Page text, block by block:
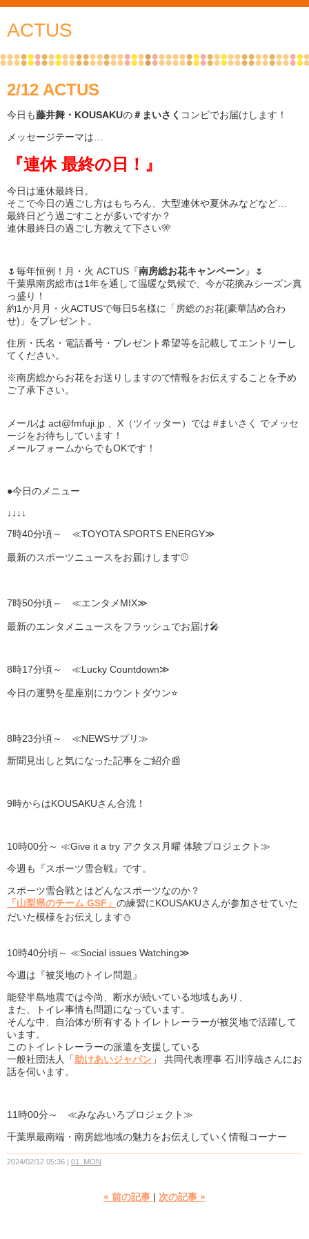
ACTUS
2/12 ACTUS
今日も藤井舞・KOUSAKUの＃まいさく コンビでお届けします！
メッセージテーマは…
『連休 最終の日！』
今日は連休最終日。
そこで今日の過ごし方はもちろん、大型連休や夏休みなどなど…
最終日どう過ごすことが多いですか？
連休最終日の過ごし方教えて下さい🎌
🌷毎年恒例！月・火 ACTUS『南房総お花キャンペーン』🌷
千葉県南房総市は1年を通して温暖な気候で、今が花摘みシーズン真
っ盛り！
約1か月月・火ACTUSで毎日5名様に「房総のお花(豪華詰め合わ
せ)」をプレゼント。
住所・氏名・電話番号・プレゼント希望等を記載してエントリーし
てください。
※南房総からお花をお送りしますので情報をお伝えすることを予め
ご了承下さい。
メールは act@fmfuji.jp 、X（ツイッター）では #まいさく でメッセ
ージをお待ちしています！
メールフォームからでもOKです！
●今日のメニュー
↓↓↓↓
7時40分頃～ ≪TOYOTA SPORTS ENERGY≫
最新のスポーツニュースをお届けします⚾
7時50分頃～ ≪エンタメMIX≫
最新のエンタメニュースをフラッシュでお届け🎤
8時17分頃～ ≪Lucky Countdown≫
今日の運勢を星座別にカウントダウン⭐
8時23分頃～ ≪NEWSサプリ≫
新聞見出しと気になった記事をご紹介📰
9時からはKOUSAKUさん合流！
10時00分～ ≪Give it a try アクタス月曜 体験プロジェクト≫
今週も『スポーツ雪合戦』です。
スポーツ雪合戦とはどんなスポーツなのか？
「山梨県のチーム GSF」 の練習にKOUSAKUさんが参加させていた
だいた模様をお伝えします⛄
10時40分頃～ ≪Social issues Watching≫
今週は『被災地のトイレ問題』
能登半島地震では今尚、断水が続いている地域もあり、
また、トイレ事情も問題になっています。
そんな中、自治体が所有するトイレトレーラーが被災地で活躍して
います。
このトイレトレーラーの派遣を支援している
一般社団法人「 助けあいジャパン 」 共同代表理事 石川淳哉さんにお
話を伺います。
11時00分～ ≪みなみいろプロジェクト≫
千葉県最南端・南房総地域の魅力をお伝えしていく情報コーナー
2024/02/12 05:36 01_MON
« 前の記事 次の記事 »